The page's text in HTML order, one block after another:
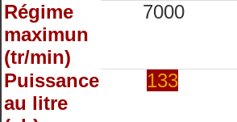
Régime
maximun
(tr/min)
7000
Puissance
au litre
133